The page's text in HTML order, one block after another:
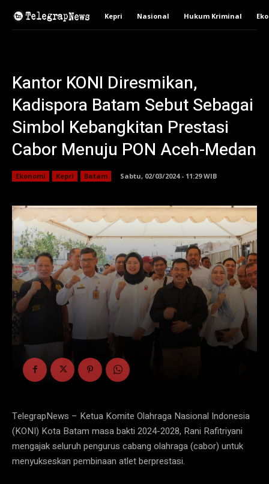
Kepri Nasional Hukum Kriminal
Kantor KONI Diresmikan,
Kadispora Batam Sebut Sebagai
Simbol Kebangkitan Prestasi
Cabor Menuju PON Aceh-Medan
Ekonomi Kepri Batam Sabtu, 02/03/2024 - 11:29 WIB
TelegrapNews – Ketua Komite Olahraga Nasional Indonesia
(KONI) Kota Batam masa bakti 2024-2028, Rani Rafitriyani
mengajak seluruh pengurus cabang olahraga (cabor) untuk
menyukseskan pembinaan atlet berprestasi.